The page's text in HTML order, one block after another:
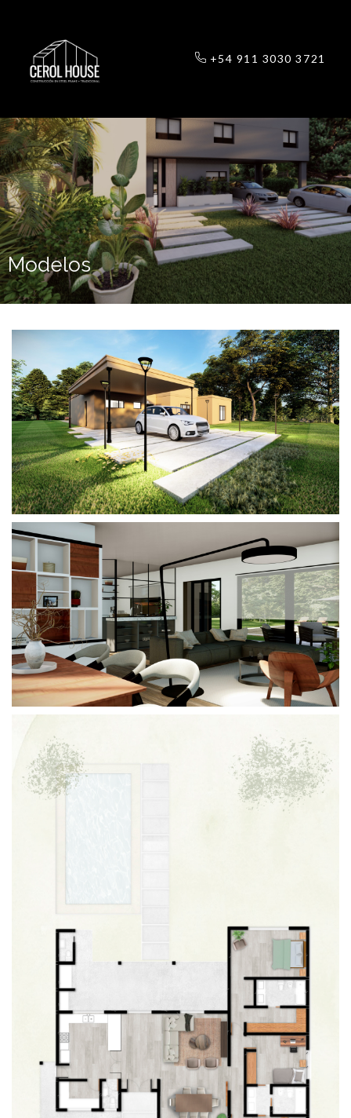
+54 911 3030 3721
Modelos